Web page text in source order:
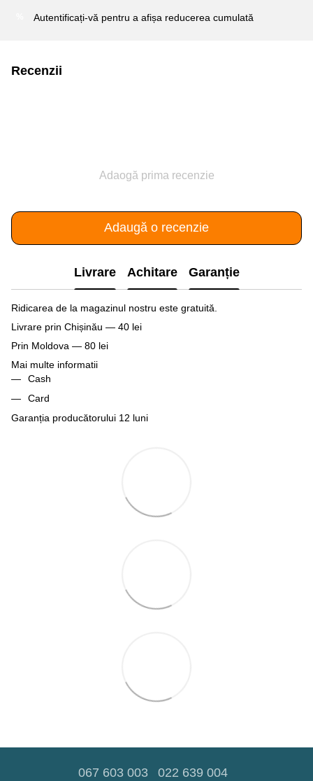
Autentificați-vă pentru a afișa reducerea cumulată
Recenzii
Adaogă prima recenzie
Adaugă o recenzie
Livrare Achitare Garanție
Ridicarea de la magazinul nostru este gratuită.
Livrare prin Chișinău — 40 lei
Prin Moldova — 80 lei
Mai multe informatii
Cash
Card
Garanția producătorului 12 luni
067 603 003 022 639 004